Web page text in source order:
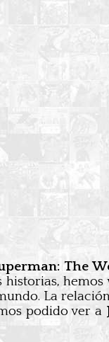
The
historias,
La
podido ver a